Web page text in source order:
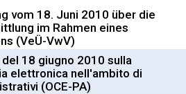
vom 18. Juni 2010 über die
im Rahmen eines
(VeÜ-VwV)
18 giugno 2010 sulla
elettronica nell'ambito di
(OCE-PA)